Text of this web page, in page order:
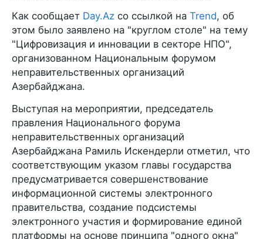
Как сообщает Day.Az со ссылкой на Trend, об
этом было заявлено на "круглом столе" на тему
"Цифровизация и инновации в секторе НПО",
организованном Национальным форумом
неправительственных организаций
Азербайджана.
Выступая на мероприятии, председатель
правления Национального форума
неправительственных организаций
Азербайджана Рамиль Искендерли отметил, что
соответствующим указом главы государства
предусматривается совершенствование
информационной системы электронного
правительства, создание подсистемы
электронного участия и формирование единой
платформы на основе принципа "одного окна"